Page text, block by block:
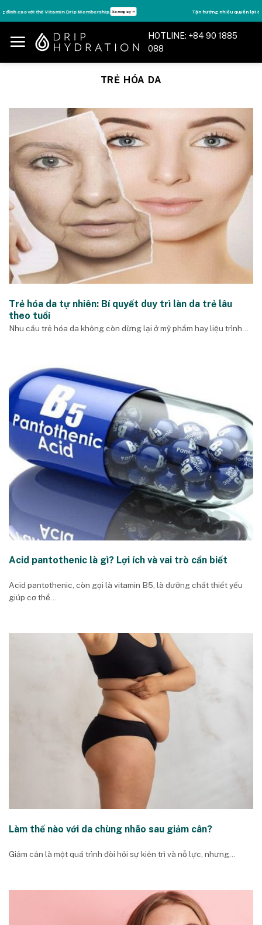
to
content
Tận hưởng nhiều quyền lợi độc quyền, chỉ DÀNH RIÊNG cho Member DripClub! Chi tiết ➝
HOTLINE: +84 90 1885
088
TRẺ HÓA DA
Trẻ hóa da tự nhiên: Bí quyết duy trì làn da trẻ lâu
theo tuổi
Nhu cầu trẻ hóa da không còn dừng lại ở mỹ phẩm hay liệu trình...
Acid pantothenic là gì? Lợi ích và vai trò cần biết
Acid pantothenic, còn gọi là vitamin B5, là dưỡng chất thiết yếu
giúp cơ thể...
Làm thế nào với da chùng nhão sau giảm cân?
Giảm cân là một quá trình đòi hỏi sự kiên trì và nỗ lực, nhưng...